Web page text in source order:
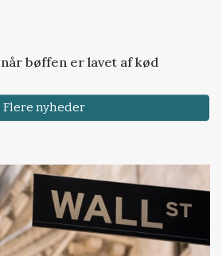
bøffen er lavet af kød
Flere nyheder